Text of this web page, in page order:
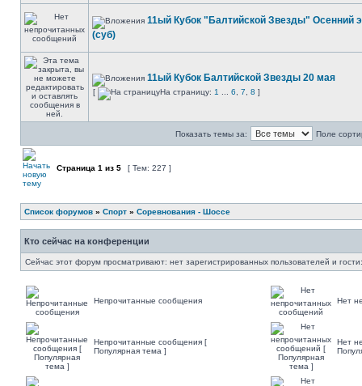
11ый Кубок "Балтийской Звезды" Осенний
(суб)
11ый Кубок Балтийской Звезды 20 мая
[ На страницу: 1 6 7 8 ]
Показать темы за: Поле
Страница 1 из 5 [ Тем: 227 ]
Список форумов » Спорт » Соревнования - Шоссе
Кто сейчас на конференции
Сейчас этот форум просматривают: нет зарегистрированных пользователей и
Непрочитанные сообщения Нет
Непрочитанные сообщения [
Популярная тема ]
Нет